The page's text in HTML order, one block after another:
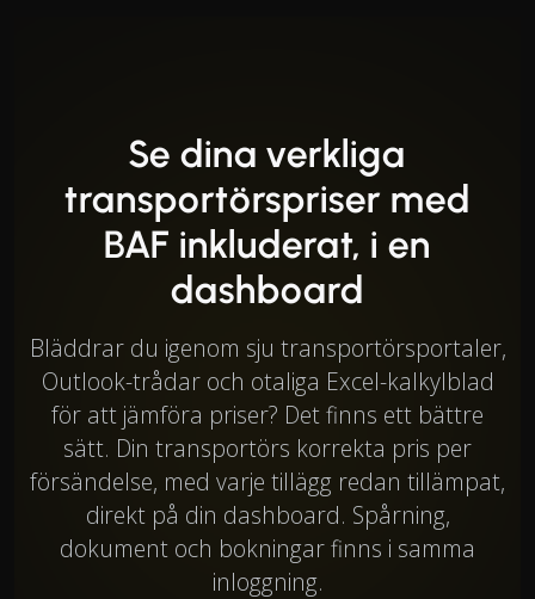
Se dina verkliga
transportörspriser med
BAF inkluderat, i en
dashboard
Bläddrar du igenom sju transportörsportaler,
Outlook-trådar och otaliga Excel-kalkylblad
för att jämföra priser? Det finns ett bättre
sätt. Din transportörs korrekta pris per
försändelse, med varje tillägg redan tillämpat,
direkt på din dashboard. Spårning,
dokument och bokningar finns i samma
inloggning.